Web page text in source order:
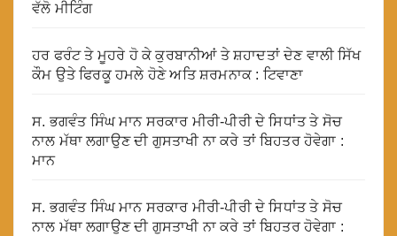
ਵੱਲੋ ਮੀਟਿੰਗ
ਹਰ ਫਰੰਟ ਤੇ ਮੂਹਰੇ ਹੋ ਕੇ ਕੁਰਬਾਨੀਆਂ ਤੇ ਸ਼ਹਾਦਤਾਂ ਦੇਣ ਵਾਲੀ ਸਿੱਖ
ਕੌਮ ਉਤੇ ਫਿਰਕੂ ਹਮਲੇ ਹੋਣੇ ਅਤਿ ਸ਼ਰਮਨਾਕ : ਟਿਵਾਣਾ
ਸ. ਭਗਵੰਤ ਸਿੰਘ ਮਾਨ ਸਰਕਾਰ ਮੀਰੀ-ਪੀਰੀ ਦੇ ਸਿਧਾਂਤ ਤੇ ਸੋਚ
ਨਾਲ ਮੱਥਾ ਲਗਾਉਣ ਦੀ ਗੁਸਤਾਖੀ ਨਾ ਕਰੇ ਤਾਂ ਬਿਹਤਰ ਹੋਵੇਗਾ :
ਮਾਨ
ਸ. ਭਗਵੰਤ ਸਿੰਘ ਮਾਨ ਸਰਕਾਰ ਮੀਰੀ-ਪੀਰੀ ਦੇ ਸਿਧਾਂਤ ਤੇ ਸੋਚ
ਨਾਲ ਮੱਥਾ ਲਗਾਉਣ ਦੀ ਗੁਸਤਾਖੀ ਨਾ ਕਰੇ ਤਾਂ ਬਿਹਤਰ ਹੋਵੇਗਾ :